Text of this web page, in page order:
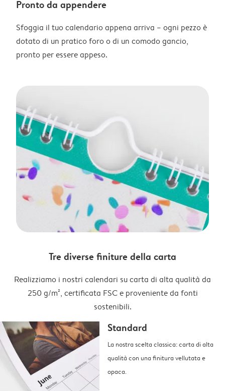
Pronto da appendere
Sfoggia il tuo calendario appena arriva – ogni pezzo è
dotato di un pratico foro o di un comodo gancio,
pronto per essere appeso.
Tre diverse finiture della carta
Realizziamo i nostri calendari su carta di alta qualità da
250 g/m², certificata FSC e proveniente da fonti
sostenibili.
Standard
La nostra scelta classica: carta di alta
qualità con una finitura vellutata e
opaca.